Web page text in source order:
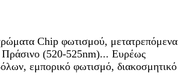
Chip φωτισμού, μετατρεπόμενα
(520-525nm)... Ευρέως
εμπορικό φωτισμό, διακοσμητικό